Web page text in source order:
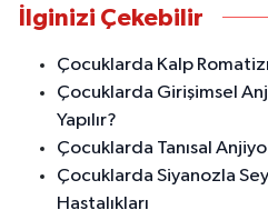
İlginizi Çekebilir
Çocuklarda Kalp
Çocuklarda Girişimsel
Yapılır?
Çocuklarda Tanısal Anjiyo
Çocuklarda Siyanozla
Hastalıkları